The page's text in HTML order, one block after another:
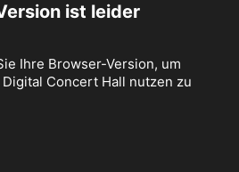
ist leider
Ihre Browser-Version, um
Concert Hall nutzen zu